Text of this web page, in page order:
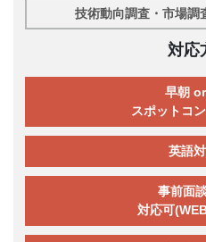
技術動向調査・市場調
対応
早朝
スポットコ
英語
事前面
対応可